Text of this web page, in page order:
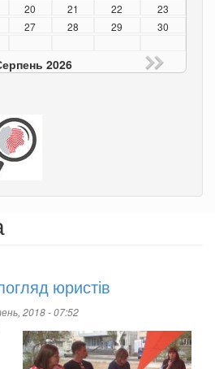
20 21 22
23
27 28 29
30
2026
юристів
2018 - 07:52